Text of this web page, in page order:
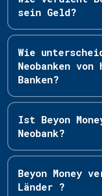
sein Geld?
Wie
Neobanken von
Banken?
Ist Beyon
Neobank?
Beyon Money
Länder ?